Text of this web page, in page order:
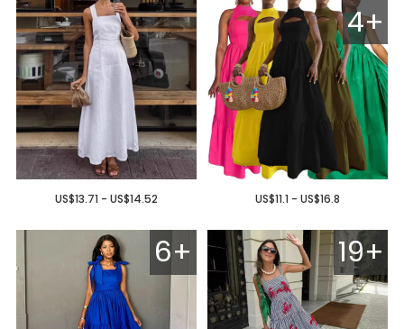
US$13.71 - US$14.52
4+
US$11.1 - US$16.8
6+ 19+